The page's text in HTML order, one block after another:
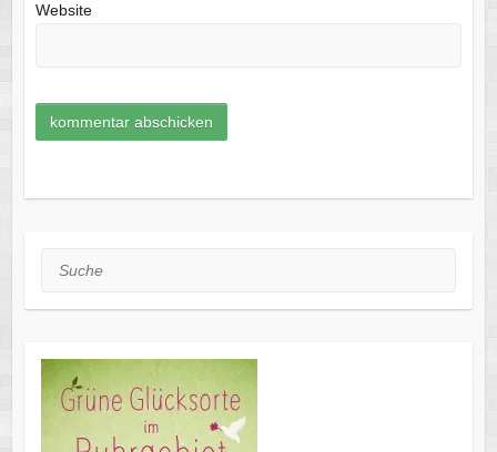
Website
Suche